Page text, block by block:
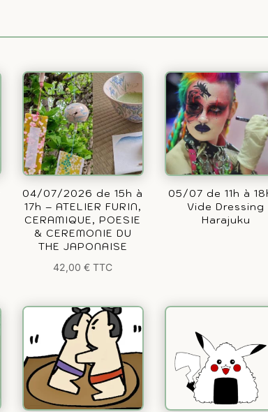
04/07/2026 de 15h à
17h – ATELIER FURIN,
CERAMIQUE, POESIE
& CEREMONIE DU
THE JAPONAISE
42,00€ TTC
05/07 de 11h à
Vide Dressing
Harajuku